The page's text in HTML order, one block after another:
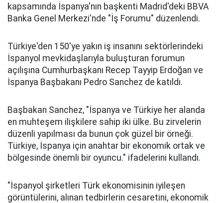
kapsamında İspanya'nın başkenti Madrid'deki BBVA
Banka Genel Merkezi'nde "İş Forumu" düzenlendi.
Türkiye'den 150'ye yakın iş insanını sektörlerindeki
İspanyol mevkidaşlarıyla buluşturan forumun
açılışına Cumhurbaşkanı Recep Tayyip Erdoğan ve
İspanya Başbakanı Pedro Sanchez de katıldı.
Başbakan Sanchez, "İspanya ve Türkiye her alanda
en muhteşem ilişkilere sahip iki ülke. Bu zirvelerin
düzenli yapılması da bunun çok güzel bir örneği.
Türkiye, İspanya için anahtar bir ekonomik ortak ve
bölgesinde önemli bir oyuncu." ifadelerini kullandı.
"İspanyol şirketleri Türk ekonomisinin iyileşen
görüntülerini, alınan tedbirlerin cesaretini, ekonomik